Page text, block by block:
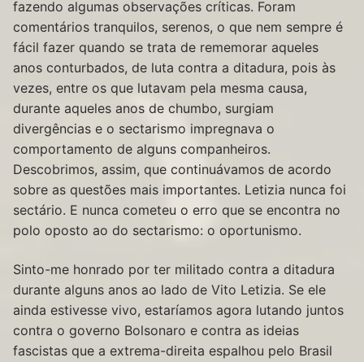
fazendo algumas observações críticas. Foram
comentários tranquilos, serenos, o que nem sempre é
fácil fazer quando se trata de rememorar aqueles
anos conturbados, de luta contra a ditadura, pois às
vezes, entre os que lutavam pela mesma causa,
durante aqueles anos de chumbo, surgiam
divergências e o sectarismo impregnava o
comportamento de alguns companheiros.
Descobrimos, assim, que continuávamos de acordo
sobre as questões mais importantes. Letizia nunca foi
sectário. E nunca cometeu o erro que se encontra no
polo oposto ao do sectarismo: o oportunismo.
Sinto-me honrado por ter militado contra a ditadura
durante alguns anos ao lado de Vito Letizia. Se ele
ainda estivesse vivo, estaríamos agora lutando juntos
contra o governo Bolsonaro e contra as ideias
fascistas que a extrema-direita espalhou pelo Brasil